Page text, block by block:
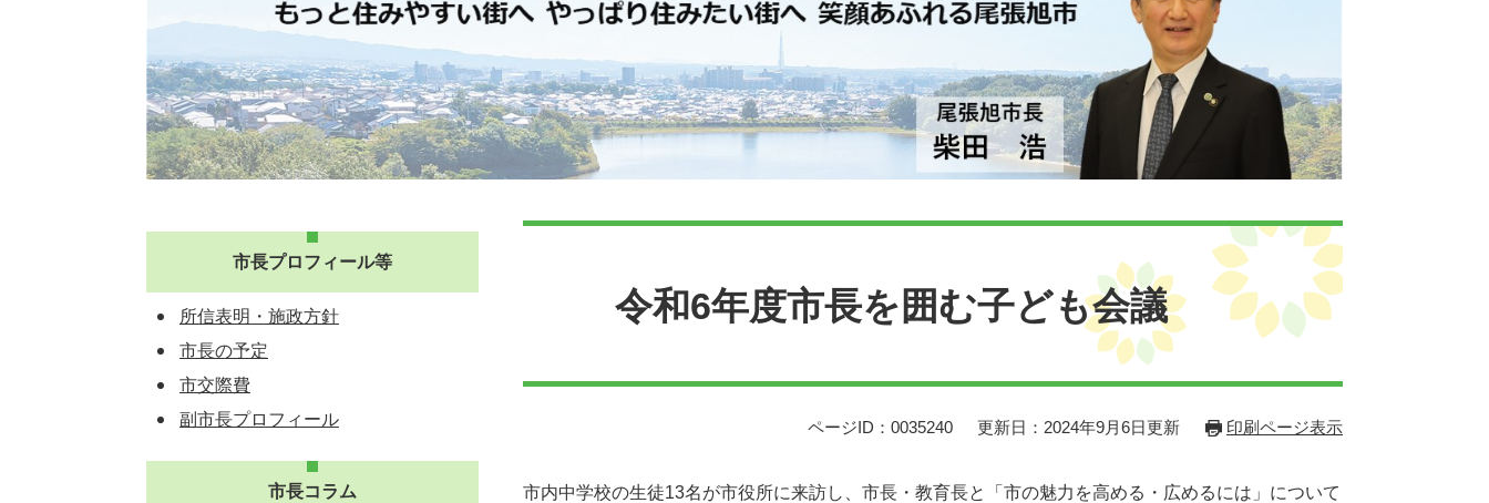
令和6年度市長を囲む子ども会議
ページID：0035240 更新日：2024年9月6日更新 印刷ページ表示
市内中学校の生徒13名が市役所に来訪し、市長・教育長と「市の魅力を高める・広めるには」について
市長プロフィール等
所信表明・施政方針
市長の予定
市交際費
副市長プロフィール
市長コラム